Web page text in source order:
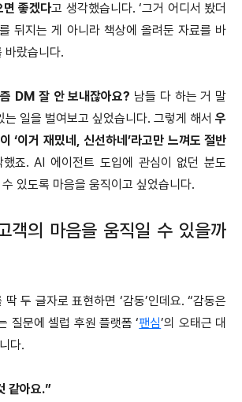
좋겠다고 생각했습니다. ‘그거 어디서 봤더
뒤지는 게 아니라 책상에 올려둔 자료를 바
바랐습니다.
DM 잘 안 보내잖아요? 남들 다 하는 거 말
일을 벌여보고 싶었습니다. 그렇게 해서 우
‘이거 재밌네, 신선하네’라고만 느껴도 절반
했죠. AI 에이전트 도입에 관심이 없던 분도
있도록 마음을 움직이고 싶었습니다.
객의 마음을 움직일 수 있을까
딱 두 글자로 표현하면 ‘감동’인데요. “감동은
질문에 셀럽 후원 플랫폼 ‘팬심’의 오태근 대
다.
같아요.”